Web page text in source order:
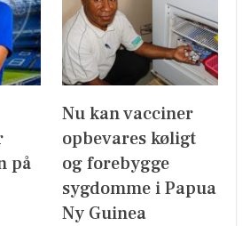
på
Nu kan vacciner
opbevares køligt
og forebygge
sygdomme i Papua
Ny Guinea